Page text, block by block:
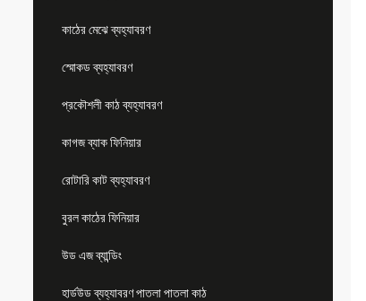
কাঠের মেঝে ব্যহ্যাবরণ
স্মোকড ব্যহ্যাবরণ
প্রকৌশলী কাঠ ব্যহ্যাবরণ
কাগজ ব্যাক ফিনিয়ার
রোটারি কাট ব্যহ্যাবরণ
বুরল কাঠের ফিনিয়ার
উড এজ ব্যান্ডিং
হার্ডউড ব্যহ্যাবরণ পাতলা পাতলা কাঠ